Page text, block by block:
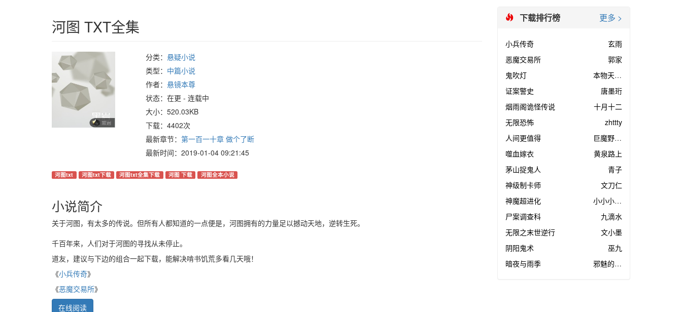
河图 TXT全集
分类： 悬疑小说
类型： 中篇小说
作者： 悬镜本尊
状态：在更 - 连载中
大小：520.03KB
下载：4402次
最新章节： 第一百一十章 做个了断
最新时间：2019-01-04 09:21:45
河图txt 河图txt下载 河图txt全集下载 河图 下载 河图全本小说
小说简介
关于河图，有太多的传说。但所有人都知道的一点便是，河图拥有的力量足以撼动天地，逆转生死。
千百年来，人们对于河图的寻找从未停止。
道友，建议与下边的组合一起下载，能解决啃书饥荒多看几天哦！
《小兵传奇》
《恶魔交易所》
在线阅读
更多 >
下载排行榜
小兵传奇
玄雨
恶魔交易所
郭家
鬼吹灯
本物天下霸唱
证案警史
唐墨珩
烟雨阁诡怪传说
十月十二
无限恐怖
zhttty
人间更值得
巨魔野兽战
噬血嫁衣
黄泉路上
茅山捉鬼人
青子
神级制卡师
文刀仁
神魔超进化
小小小柠檬
尸案调查科
九滴水
无限之末世逆行
文小墨
阴阳鬼术
巫九
暗夜与雨季
邪魅的绅士